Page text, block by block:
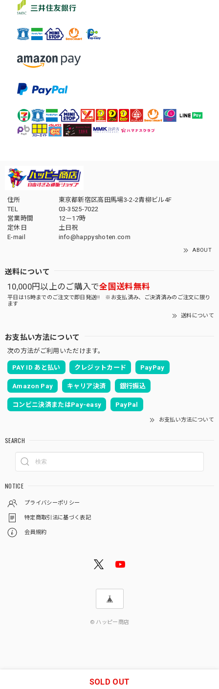
住所
東京都新宿区高田馬場3-2-2青柳ビル4F
TEL
03-3525-7022
営業時間
12－17時
定休日
土日祝
E-mail
info@happyshoten.com
ABOUT
送料について
10,000円以上のご購入で全国送料無料
平日は15時までのご注文で即日発送!! ※お支払済み、ご決済済みのご注文に限り
ます
送料について
お支払い方法について
次の方法がご利用いただけます。
PAY ID あと払い クレジットカード PayPay
Amazon Pay キャリア決済 銀行振込
コンビニ決済またはPay-easy PayPal
お支払い方法について
SEARCH
NOTICE
プライバシーポリシー
特定商取引法に基づく表記
会員規約
© ハッピー商店
SOLD OUT